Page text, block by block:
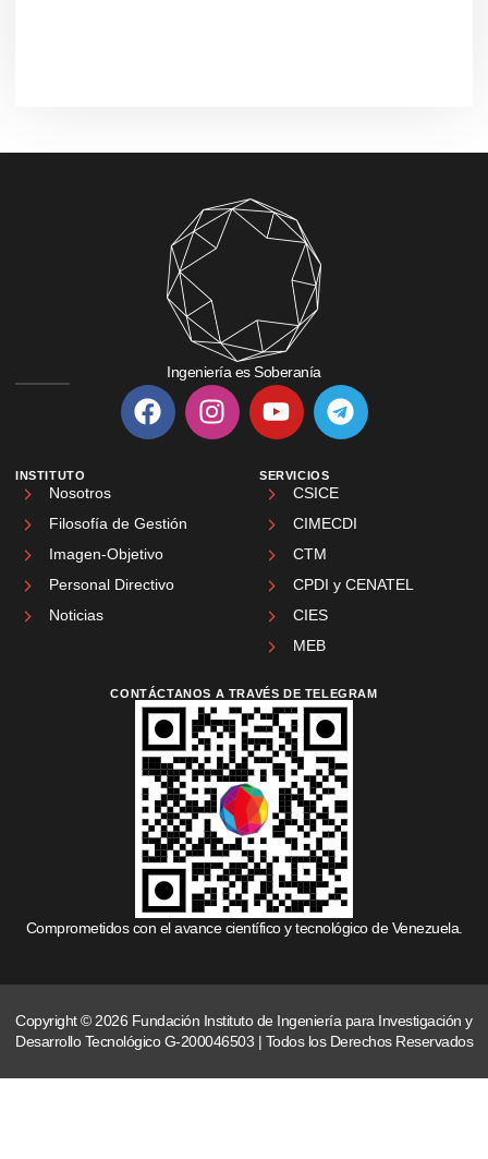
Ingeniería es Soberanía
INSTITUTO
Nosotros
Filosofía de Gestión
Imagen-Objetivo
Personal Directivo
Noticias
SERVICIOS
CSICE
CIMECDI
CTM
CPDI y CENATEL
CIES
MEB
CONTÁCTANOS A TRAVÉS DE TELEGRAM
Comprometidos con el avance científico y tecnológico de Venezuela.
Copyright © 2026 Fundación Instituto de Ingeniería para Investigación y
Desarrollo Tecnológico G-200046503 | Todos los Derechos Reservados